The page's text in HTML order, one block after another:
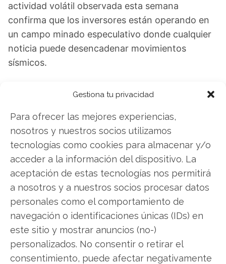
Gestiona tu privacidad
Para ofrecer las mejores experiencias,
nosotros y nuestros socios utilizamos
tecnologías como cookies para almacenar y/o
acceder a la información del dispositivo. La
aceptación de estas tecnologías nos permitirá
a nosotros y a nuestros socios procesar datos
personales como el comportamiento de
navegación o identificaciones únicas (IDs) en
este sitio y mostrar anuncios (no-)
personalizados. No consentir o retirar el
consentimiento, puede afectar negativamente
actividad volátil observada esta semana
confirma que los inversores están operando en
un campo minado especulativo donde cualquier
noticia puede desencadenar movimientos
sísmicos.
agosto tiene la respuesta:
Los últimos resultados de D-Wave Quantum son
contundentes: Acción inmediata requerida para
los inversores de D-Wave Quantum. ¿Merece la
pena invertir o es momento de vender? En el
Análisis gratuito actual del 8 de agosto
descubrirá exactamente qué hacer.
D-Wave Quantum: ¿Comprar o vender?
más aquí!